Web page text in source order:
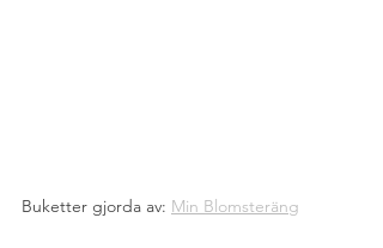
Buketter gjorda av: Min Blomsteräng